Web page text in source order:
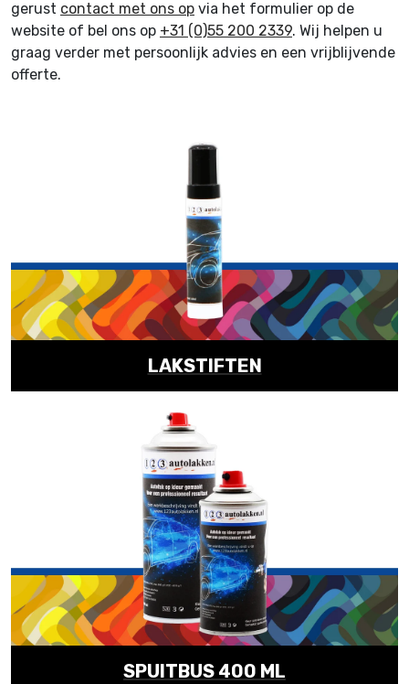
gerust contact met ons op via het formulier op de
website of bel ons op +31 (0)55 200 2339. Wij helpen u
graag verder met persoonlijk advies en een vrijblijvende
offerte.
LAKSTIFTEN
SPUITBUS 400 ML